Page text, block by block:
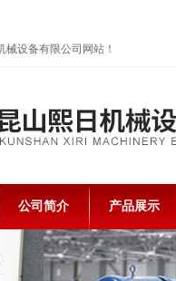
械设备有限公司网站！
公司简介 产品展示